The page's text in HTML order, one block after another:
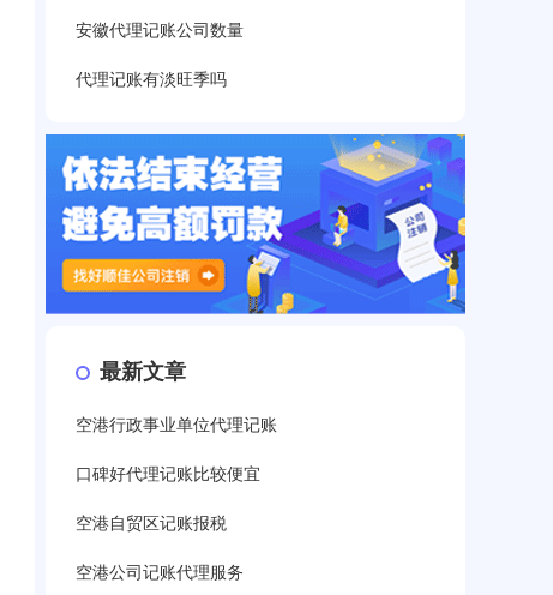
安徽代理记账公司数量
代理记账有淡旺季吗
最新文章
空港行政事业单位代理记账
口碑好代理记账比较便宜
空港自贸区记账报税
空港公司记账代理服务